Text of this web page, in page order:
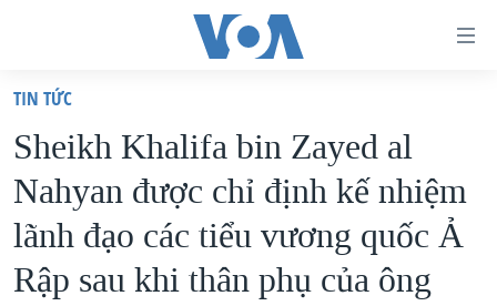
truy
cập
Tới
nội
dung
chính
VIỆT NAM
HOA KỲ
BIỂN ĐÔNG
THẾ GIỚI
TIN TỨC
Sheikh Khalifa bin Zayed al
Nahyan được chỉ định kế nhiệm
lãnh đạo các tiểu vương quốc Ả
Rập sau khi thân phụ của ông